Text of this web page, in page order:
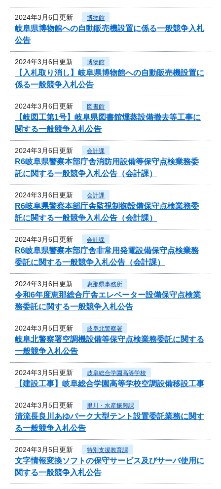
2024年3月6日更新 博物館
岐阜県博物館への自動販売機設置に係る一般競争入札
公告
2024年3月6日更新 博物館
【入札取り消し】岐阜県博物館への自動販売機設置に
係る一般競争入札公告
2024年3月6日更新 図書館
【岐図工第1号】岐阜県図書館燻蒸設備撤去等工事に
関する一般競争入札公告
2024年3月6日更新 会計課
R6岐阜県警察本部庁舎消防用設備等保守点検業務委
託に関する一般競争入札公告（会計課）
2024年3月6日更新 会計課
R6岐阜県警察本部庁舎監視制御設備保守点検業務委
託に関する一般競争入札公告（会計課）
2024年3月6日更新 会計課
R6岐阜県警察本部庁舎非常用発電設備保守点検業務
委託に関する一般競争入札公告（会計課）
2024年3月6日更新 恵那県事務所
令和6年度恵那総合庁舎エレベーター設備保守点検業
務委託に関する一般競争入札公告
2024年3月5日更新 岐阜北警察署
岐阜北警察署空調機設備等保守点検業務委託に関する
一般競争入札公告
2024年3月5日更新 岐阜総合学園高等学校
【建設工事】岐阜総合学園高等学校空調設備移設工事
2024年3月5日更新 里川・水産振興課
清流長良川あゆパーク大型テント設置委託業務に関す
る一般競争入札公告
2024年3月5日更新 特別支援教育課
文字情報変換ソフトの保守サービス及びサーバ使用に
関する一般競争入札公告